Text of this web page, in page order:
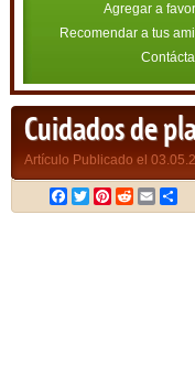
Agregar a
Recomendar a tus
Cuidados de
Artículo Publicado el
Facebook
TwitterPinterest
RedditEmail